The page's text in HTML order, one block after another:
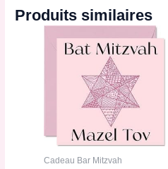
Produits similaires
Cadeau Bar Mitzvah